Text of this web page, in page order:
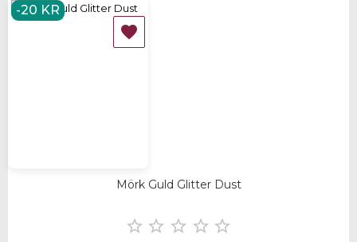
-20 KR

Mörk Guld Glitter Dust
    